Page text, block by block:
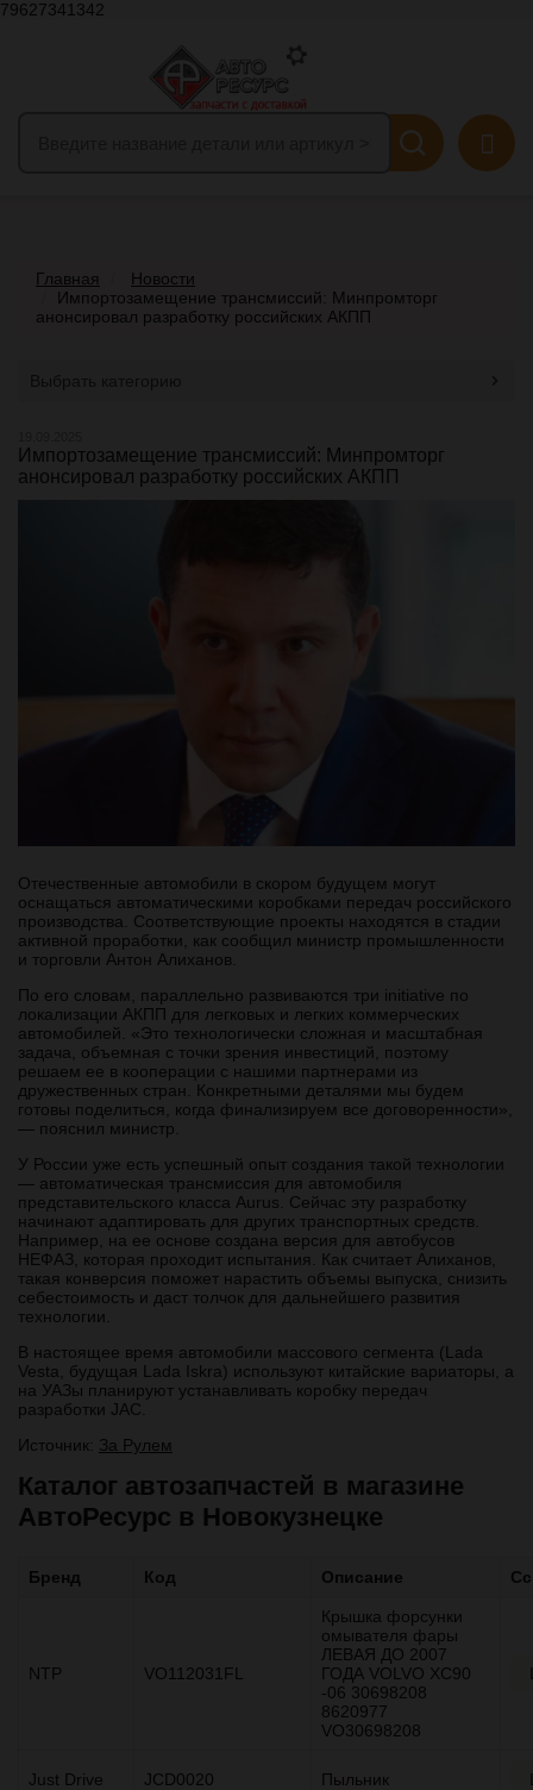
79627341342
Главная
Новости
Импортозамещение трансмиссий: Минпромторг
анонсировал разработку российских АКПП
Импортозамещение трансмиссий: Минпромторг
анонсировал разработку российских АКПП
Отечественные автомобили в скором будущем могут
оснащаться автоматическими коробками передач российского
производства. Соответствующие проекты находятся в стадии
активной проработки, как сообщил министр промышленности
и торговли Антон Алиханов.
По его словам, параллельно развиваются три initiative по
локализации АКПП для легковых и легких коммерческих
автомобилей. «Это технологически сложная и масштабная
задача, объемная с точки зрения инвестиций, поэтому
решаем ее в кооперации с нашими партнерами из
дружественных стран. Конкретными деталями мы будем
готовы поделиться, когда финализируем все договоренности»,
— пояснил министр.
У России уже есть успешный опыт создания такой технологии
— автоматическая трансмиссия для автомобиля
представительского класса Aurus. Сейчас эту разработку
начинают адаптировать для других транспортных средств.
Например, на ее основе создана версия для автобусов
НЕФАЗ, которая проходит испытания. Как считает Алиханов,
такая конверсия поможет нарастить объемы выпуска, снизить
себестоимость и даст толчок для дальнейшего развития
технологии.
В настоящее время автомобили массового сегмента (Lada
Vesta, будущая Lada Iskra) используют китайские вариаторы, а
на УАЗы планируют устанавливать коробку передач
разработки JAC.
Источник: За Рулем
Каталог автозапчастей в магазине
АвтоРесурс в Новокузнецке
Бренд Код Описание
NTP VO112031FL
Крышка форсунки
омывателя фары
ЛЕВАЯ ДО 2007
ГОДА VOLVO ХС90
-06 30698208
8620977
VO30698208
Just Drive JCD0020 Пыльник